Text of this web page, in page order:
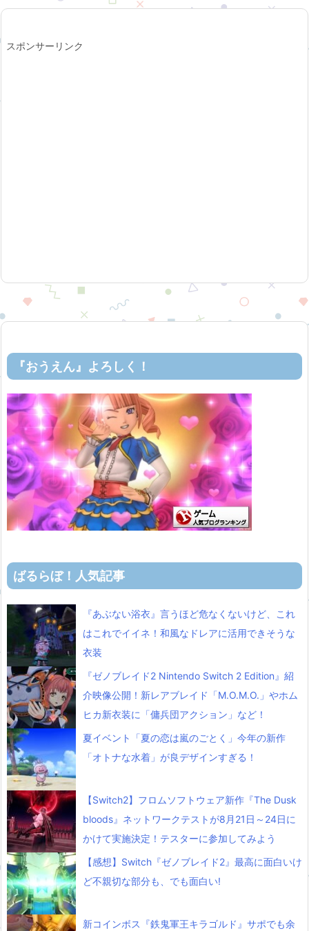
スポンサーリンク
『おうえん』よろしく！
ばるらぼ！人気記事
『あぶない浴衣』言うほど危なくないけど、これ
はこれでイイネ！和風なドレアに活用できそうな
衣装
『ゼノブレイド2 Nintendo Switch 2 Edition』紹
介映像公開！新レアブレイド「M.O.M.O.」やホム
ヒカ新衣装に「傭兵団アクション」など！
夏イベント「夏の恋は嵐のごとく」今年の新作
「オトナな水着」が良デザインすぎる！
【Switch2】フロムソフトウェア新作『The Dusk
bloods』ネットワークテストが8月21日～24日に
かけて実施決定！テスターに参加してみよう
【感想】Switch『ゼノブレイド2』最高に面白いけ
ど不親切な部分も、でも面白い!
新コインボス『鉄鬼軍王キラゴルド』サポでも余